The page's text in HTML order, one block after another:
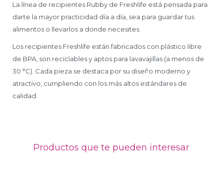
La línea de recipientes Rubby de Freshlife está pensada para
darte la mayor practicidad día a día, sea para guardar tus
alimentos o llevarlos a donde necesites.
Los recipientes Freshlife están fabricados con plástico libre
de BPA, son reciclables y aptos para lavavajillas (a menos de
30 °C). Cada pieza se destaca por su diseño moderno y
atractivo, cumpliendo con los más altos estándares de
calidad.
Productos que te pueden interesar